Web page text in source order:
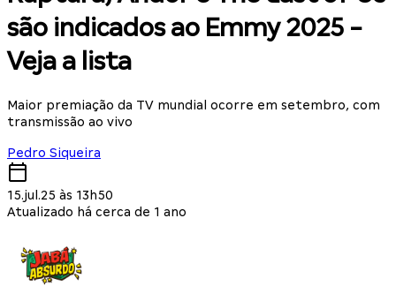
são indicados ao Emmy 2025 -
Veja a lista
Maior premiação da TV mundial ocorre em setembro, com
transmissão ao vivo
Pedro Siqueira
15.jul.25 às 13h50
Atualizado há cerca de 1 ano